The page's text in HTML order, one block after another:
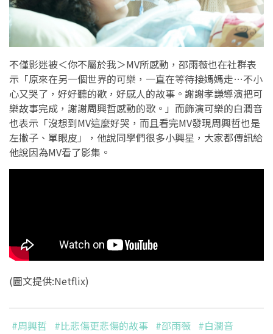
不僅影迷被＜你不屬於我＞MV所感動，邵雨薇也在社群表
示「原來在另一個世界的可樂，一直在等待接媽媽走…不小
心又哭了，好好聽的歌，好感人的故事。謝謝孝謙導演把可
樂故事完成，謝謝周興哲感動的歌。」而飾演可樂的白潤音
也表示「沒想到MV這麼好哭，而且看完MV發現周興哲也是
左撇子、單眼皮」，他說同學們很多小興星，大家都傳訊給
他說因為MV看了影集。
(圖文提供:Netflix)
#周興哲 #比悲傷更悲傷的故事 #邵雨薇 #白潤音